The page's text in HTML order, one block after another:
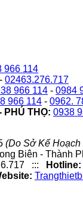
966 114
- 02463.276.717
966 114 - 0984
966 114 - 0962.
PHÚ THỌ: 0938
(Do Sở Kế
Biên - Thành
::: Hotline: